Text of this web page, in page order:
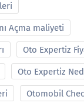
Açma maliyeti
Oto Expertiz
Oto Expertiz
Otomobil